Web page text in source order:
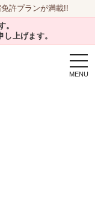
許プランが満載!!
。
上げます。